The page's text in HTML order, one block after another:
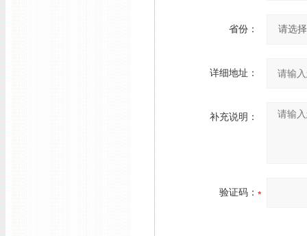
省份：
详细地址：
补充说明：
验证码：